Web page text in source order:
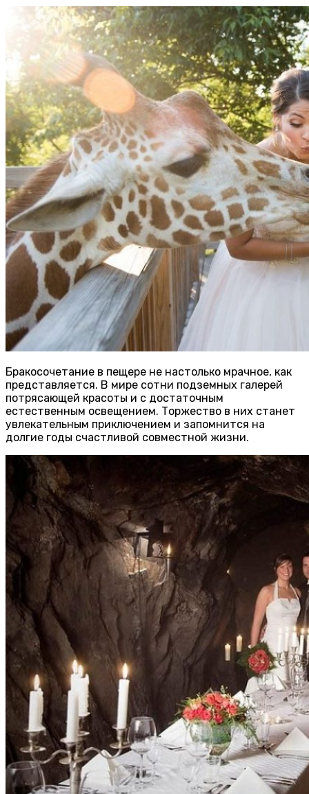
Бракосочетание в пещере не настолько мрачное, как
представляется. В мире сотни подземных галерей
потрясающей красоты и с достаточным
естественным освещением. Торжество в них станет
увлекательным приключением и запомнится на
долгие годы счастливой совместной жизни.